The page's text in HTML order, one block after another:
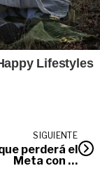
SIGUIENTE
perderá el
Meta con la